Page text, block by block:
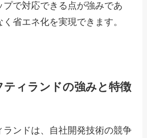
プで対応できる点が強みであ
省エネ化を実現できます。
ティランドの強みと特徴
ランドは、自社開発技術の競争